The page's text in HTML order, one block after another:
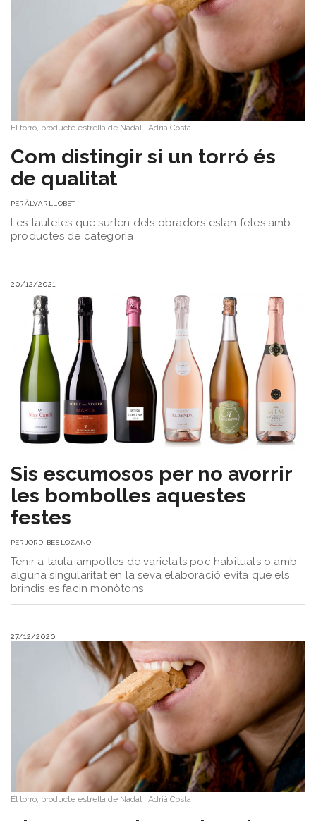
El torró, producte estrella de Nadal| Adrià Costa
Com distingir si un torró és
de qualitat
PERÀLVAR LLOBET
Les tauletes que surten dels obradors estan fetes amb
productes de categoria
20/12/2021
​Sis escumosos per no avorrir
les bombolles aquestes
festes
PER JORDI BES LOZANO
Tenir a taula ampolles de varietats poc habituals o amb
alguna singularitat en la seva elaboració evita que els
brindis es facin monòtons
27/12/2020
El torró, producte estrella de Nadal| Adrià Costa